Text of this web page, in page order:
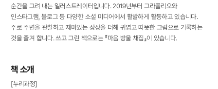
순간을 그려 내는 일러스트레이터입니다. 2019년부터 그라폴리오와
인스타그램, 블로그 등 다양한 소셜 미디어에서 활발하게 활동하고 있습니다.
주로 주변을 관찰하고 재미있는 상상을 더해 귀엽고 따뜻한 그림으로 기록하는
것을 즐겨 합니다. 쓰고 그린 책으로는 『마음 방울 채집』이 있습니다.
책 소개
[누리과정]